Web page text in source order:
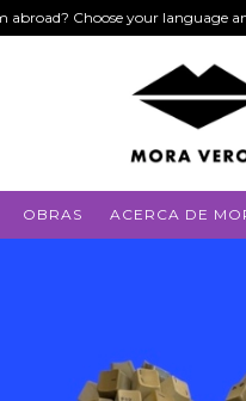
abroad? Choose your language
OBRAS ACERCA DE